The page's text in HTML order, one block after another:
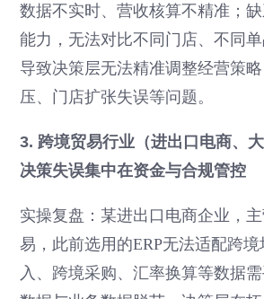
数据不实时、营收核算不精准；
能力，无法对比不同门店、不同单
导致决策层无法精准调整经营策
压、门店扩张失误等问题。
3. 跨境贸易行业（进出口电商、
决策失误集中在资金与合规管控
实操复盘：某进出口电商企业，
易，此前选用的ERP无法适配跨
入、跨境采购、汇率换算等数据